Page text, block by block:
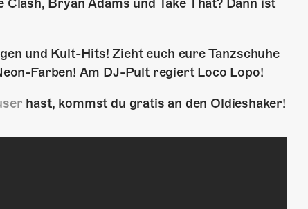
und Kult-Hits! Zieht euch eure Tanzschuhe
Farben! Am DJ-Pult regiert Loco Lopo!
hast, kommst du gratis an den Oldieshaker!